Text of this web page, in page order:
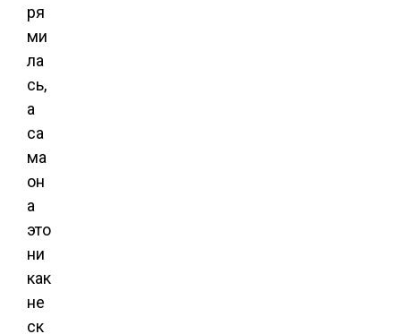
ря
ми
ла
сь,
а
са
ма
он
а
это
ни
как
не
ск